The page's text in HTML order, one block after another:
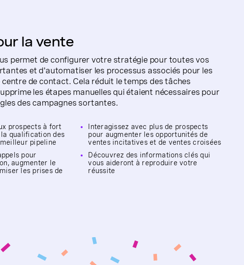
la vente
permet de configurer votre stratégie pour toutes vos
et d'automatiser les processus associés pour les
de contact. Cela réduit le temps des tâches
les étapes manuelles qui étaient nécessaires pour
des campagnes sortantes.
prospects à fort
qualification des
pipeline
pour
augmenter le
les prises de
Interagissez avec plus de prospects
pour augmenter les opportunités de
ventes incitatives et de ventes croisées
Découvrez des informations clés qui
vous aideront à reproduire votre
réussite